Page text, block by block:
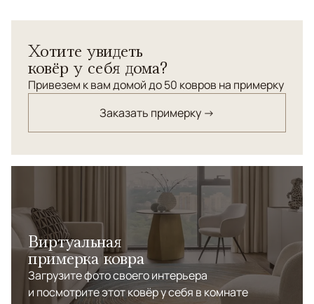
категории. Сотканы по старинной технологии.
Натуральные красители.
Хотите увидеть
ковёр у себя дома?
Привезем к вам домой до 50 ковров на примерку
Заказать примерку →
Виртуальная
примерка ковра
Загрузите фото своего интерьера
и посмотрите этот ковёр у себя в комнате